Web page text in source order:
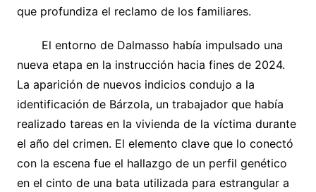
que profundiza el reclamo de los familiares.
​El entorno de Dalmasso había impulsado una
nueva etapa en la instrucción hacia fines de 2024.
La aparición de nuevos indicios condujo a la
identificación de Bárzola, un trabajador que había
realizado tareas en la vivienda de la víctima durante
el año del crimen. El elemento clave que lo conectó
con la escena fue el hallazgo de un perfil genético
en el cinto de una bata utilizada para estrangular a